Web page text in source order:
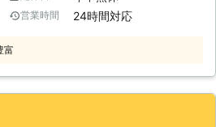
と、車を動かせず困ってしまいますよ
にご連絡いただければ、お客様の元に
します。お任せください。
てとても心細いでしょう。 「できる
早く復旧させたい……」そんなときこ
営業時間 24時間対応
富